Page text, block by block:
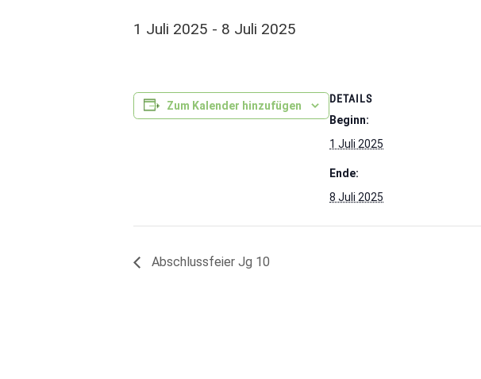
1 Juli 2025 - 8 Juli 2025
Zum Kalender hinzufügen
DETAILS
Beginn:
1 Juli 2025
Ende:
8 Juli 2025
Abschlussfeier Jg 10